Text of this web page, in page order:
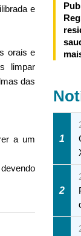
e
orais e
limpar
das
a um
1
2